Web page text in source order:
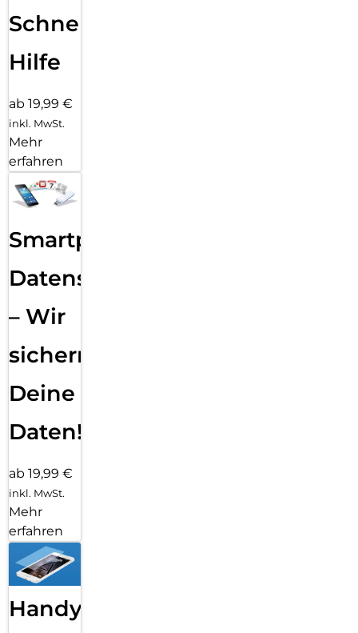
Schnelle
Hilfe
ab 19,99 €
inkl. MwSt.
Mehr
erfahren
Smartphone
Datensicherung
– Wir
sichern
Deine
Daten!
ab 19,99 €
inkl. MwSt.
Mehr
erfahren
Handy